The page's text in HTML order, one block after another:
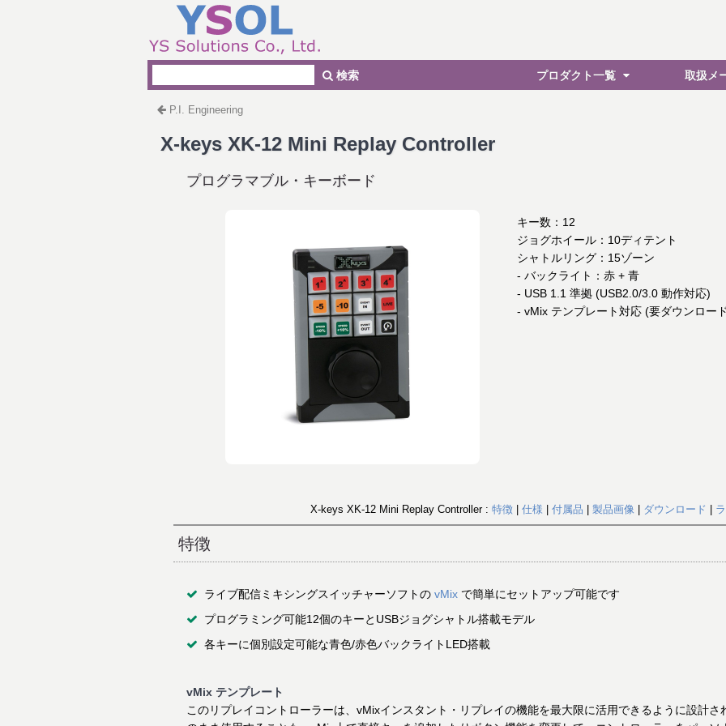
P.I. Engineering
X-keys XK-12 Mini Replay Controller
プログラマブル・キーボード
キー数：12
ジョグホイール：10ディテント
シャトルリング：15ゾーン
- バックライト：赤 + 青
- USB 1.1 準拠 (USB2.0/3.0 動作対応)
- vMix テンプレート対応 (要ダウンロー
X-keys XK-12 Mini Replay Controller : 特徴 仕様 付属品 製品画像 ダウンロード
特徴
ライブ配信ミキシングスイッチャーソフトの vMix で簡単にセットアップ可能です
プログラミング可能12個のキーとUSBジョグシャトル搭載モデル
各キーに個別設定可能な青色/赤色バックライトLED搭載
vMix テンプレート
このリプレイコントローラーは、vMixインスタント・リプレイの機能を最大限に活用できるように設計
検索 プロダクト一覧 取扱メ